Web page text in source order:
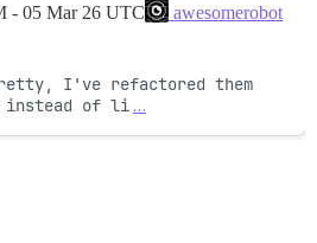
- 05 Mar 26 UTC
awesomerobot
I've refactored them
instead of li …